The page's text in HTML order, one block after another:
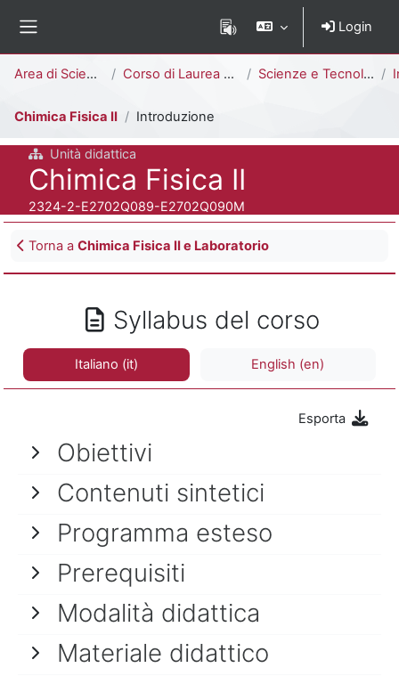
Login
Area di Scienze Corso di Laurea Triennale Scienze e Tecnologie Chimiche [E2703Q - E2702Q]
Chimica Fisica II Introduzione
Unità didattica
Titolo del corso
Chimica Fisica II
Codice identificativo del corso
2324-2-E2702Q089-E2702Q090M
Blocchi
Torna aChimica Fisica II e Laboratorio
Syllabus del corso
Italiano ‎(it)‎ English ‎(en)‎
Esporta
Obiettivi
Contenuti sintetici
Programma esteso
Prerequisiti
Modalità didattica
Materiale didattico